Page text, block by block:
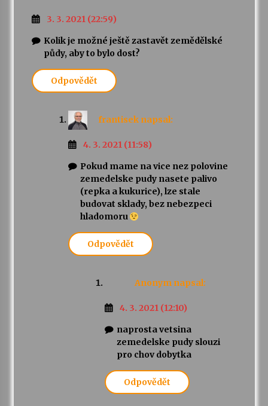
3. 3. 2021 (22:59)
Kolik je možné ještě zastavět zemědělské
půdy, aby to bylo dost?
Odpovědět
frantisek napsal:
4. 3. 2021 (11:58)
Pokud mame na vice nez polovine
zemedelske pudy nasete palivo
(repka a kukurice), lze stale
budovat sklady, bez nebezpeci
hladomoru
Odpovědět
Anonym napsal:
4. 3. 2021 (12:10)
naprosta vetsina
zemedelske pudy slouzi
pro chov dobytka
Odpovědět